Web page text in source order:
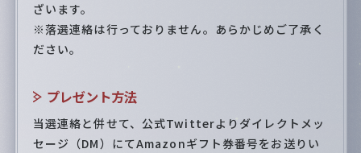
ざいます。
※落選連絡は行っておりません。あらかじめご了承く
ださい。
プレゼント方法
当選連絡と併せて、公式Twitterよりダイレクトメッ
セージ（DM）にてAmazonギフト券番号をお送りい